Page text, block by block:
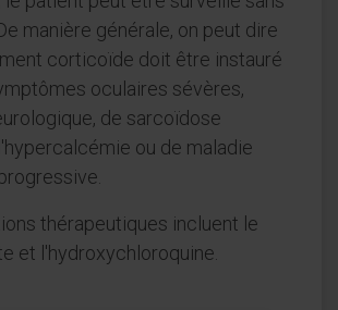
manière générale, on peut dire
corticoïde doit être instauré
oculaires sévères,
de sarcoïdose
ou de maladie
thérapeutiques incluent le
et l'hydroxychloroquine.